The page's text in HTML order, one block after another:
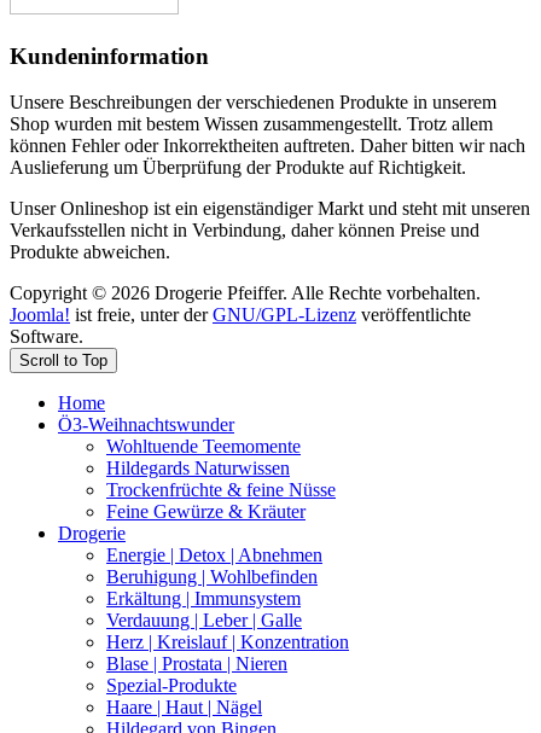
Kundeninformation
Unsere Beschreibungen der verschiedenen Produkte in unserem
Shop wurden mit bestem Wissen zusammengestellt. Trotz allem
können Fehler oder Inkorrektheiten auftreten. Daher bitten wir nach
Auslieferung um Überprüfung der Produkte auf Richtigkeit.
Unser Onlineshop ist ein eigenständiger Markt und steht mit unseren
Verkaufsstellen nicht in Verbindung, daher können Preise und
Produkte abweichen.
Copyright © 2026 Drogerie Pfeiffer. Alle Rechte vorbehalten.
Joomla! ist freie, unter derGNU/GPL-Lizenz veröffentlichte
Software.
Scroll to Top
Home
Ö3-Weihnachtswunder
Wohltuende Teemomente
Hildegards Naturwissen
Trockenfrüchte & feine Nüsse
Feine Gewürze & Kräuter
Drogerie
Energie | Detox | Abnehmen
Beruhigung | Wohlbefinden
Erkältung | Immunsystem
Verdauung | Leber | Galle
Herz | Kreislauf | Konzentration
Blase | Prostata | Nieren
Spezial-Produkte
Haare | Haut | Nägel